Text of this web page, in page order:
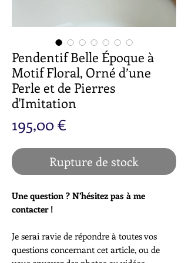
Pendentif Belle Époque à
Motif Floral, Orné d’une
Perle et de Pierres
d'Imitation
195,00 €
Rupture de stock
Une question ? N’hésitez pas à me
contacter !
Je serai ravie de répondre à toutes vos
questions concernant cet article, ou de